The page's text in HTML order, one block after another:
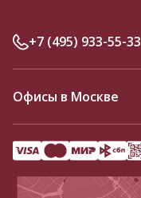
+7 (495) 933-55-33
Офисы в Москве